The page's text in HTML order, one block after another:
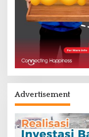
Advertisement